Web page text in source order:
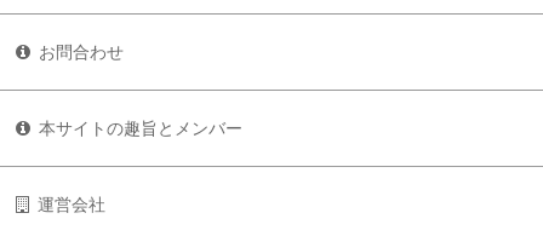
お問合わせ
本サイトの趣旨とメンバー
運営会社